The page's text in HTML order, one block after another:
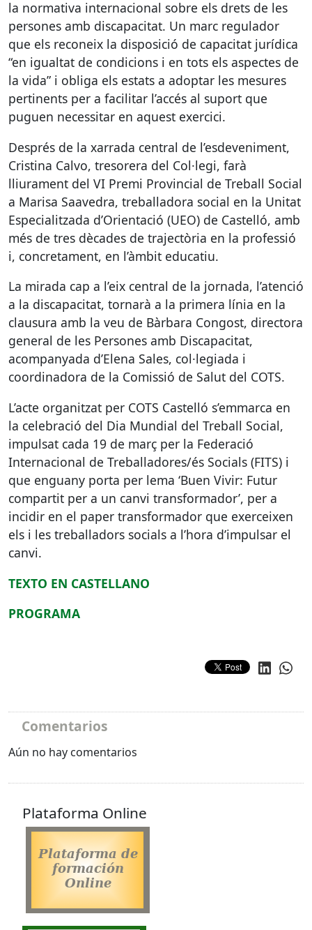
la normativa internacional sobre els drets de les
persones amb discapacitat. Un marc regulador
que els reconeix la disposició de capacitat jurídica
“en igualtat de condicions i en tots els aspectes de
la vida” i obliga els estats a adoptar les mesures
pertinents per a facilitar l’accés al suport que
puguen necessitar en aquest exercici.
Després de la xarrada central de l’esdeveniment,
Cristina Calvo, tresorera del Col·legi, farà
lliurament del VI Premi Provincial de Treball Social
a Marisa Saavedra, treballadora social en la Unitat
Especialitzada d’Orientació (UEO) de Castelló, amb
més de tres dècades de trajectòria en la professió
i, concretament, en l’àmbit educatiu.
La mirada cap a l’eix central de la jornada, l’atenció
a la discapacitat, tornarà a la primera línia en la
clausura amb la veu de Bàrbara Congost, directora
general de les Persones amb Discapacitat,
acompanyada d’Elena Sales, col·legiada i
coordinadora de la Comissió de Salut del COTS.
L’acte organitzat per COTS Castelló s’emmarca en
la celebració del Dia Mundial del Treball Social,
impulsat cada 19 de març per la Federació
Internacional de Treballadores/és Socials (FITS) i
que enguany porta per lema ‘Buen Vivir: Futur
compartit per a un canvi transformador’, per a
incidir en el paper transformador que exerceixen
els i les treballadors socials a l’hora d’impulsar el
canvi.
TEXTO EN CASTELLANO
PROGRAMA
Comentarios
Aún no hay comentarios
Plataforma Online